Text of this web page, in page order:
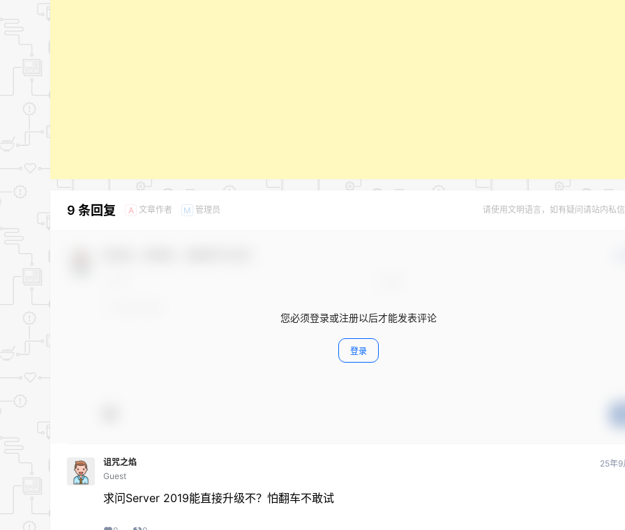
9 条回复 A 文章作者 M 管理员 请使用文明语言，如有疑问请站内私
您必须登录或注册以后才能发表评论
登录
诅咒之焰
Guest
25年
求问Server 2019能直接升级不？怕翻车不敢试